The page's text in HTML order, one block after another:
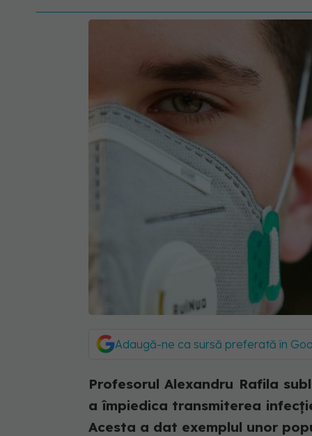
Adaugă-ne ca sursă preferată în
Profesorul Alexandru Rafila
a împiedica transmiterea
Acesta a dat exemplul unor